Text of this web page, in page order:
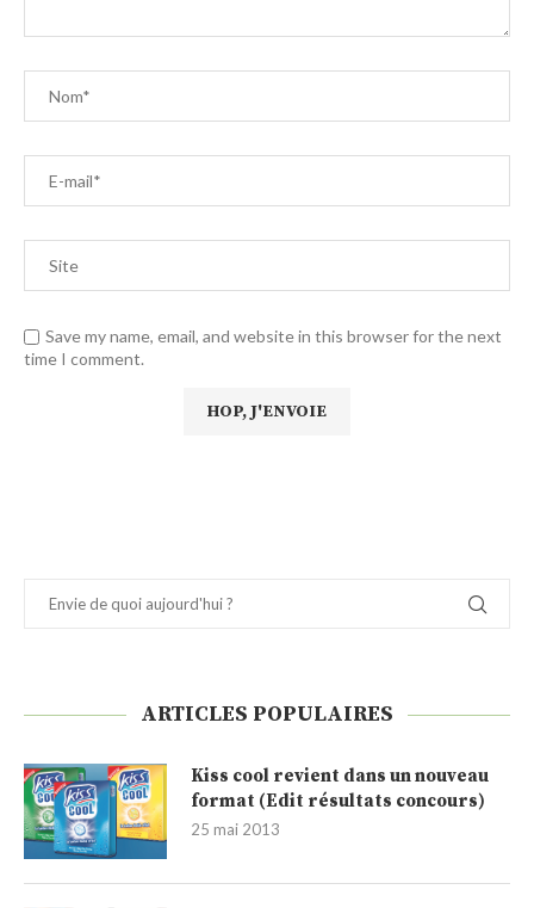
Save my name, email, and website in this browser for the next
time I comment.
ARTICLES POPULAIRES
Kiss cool revient dans un nouveau
format (Edit résultats concours)
25 mai 2013